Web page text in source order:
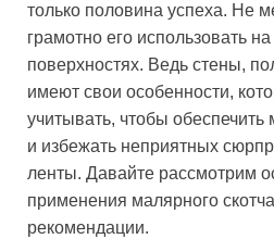
только половина успеха. Не
грамотно его использовать
поверхностях. Ведь стены,
имеют свои особенности,
учитывать, чтобы
и избежать неприятных
ленты. Давайте рассмотрим
применения малярного
рекомендации.